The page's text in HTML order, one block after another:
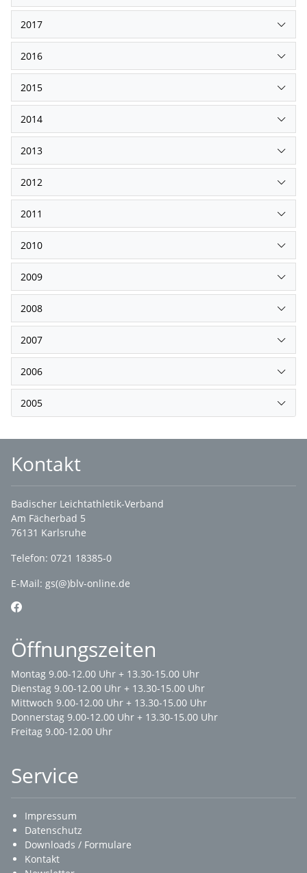
2017
2016
2015
2014
2013
2012
2011
2010
2009
2008
2007
2006
2005
Kontakt
Badischer Leichtathletik-Verband
Am Fächerbad 5
76131 Karlsruhe
Telefon: 0721 18385-0
E-Mail: gs(@)blv-online.de
Öffnungszeiten
Montag 9.00-12.00 Uhr + 13.30-15.00 Uhr
Dienstag 9.00-12.00 Uhr + 13.30-15.00 Uhr
Mittwoch 9.00-12.00 Uhr + 13.30-15.00 Uhr
Donnerstag 9.00-12.00 Uhr + 13.30-15.00 Uhr
Freitag 9.00-12.00 Uhr
Service
Impressum
Datenschutz
Downloads / Formulare
Kontakt